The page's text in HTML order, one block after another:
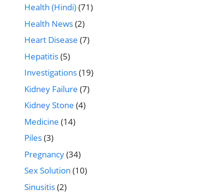
Health (Hindi)(71)
Health News(2)
Heart Disease (7)
Hepatitis(5)
Investigations(19)
Kidney Failure (7)
Kidney Stone (4)
Medicine (14)
Piles(3)
Pregnancy(34)
Sex Solution (10)
Sinusitis(2)